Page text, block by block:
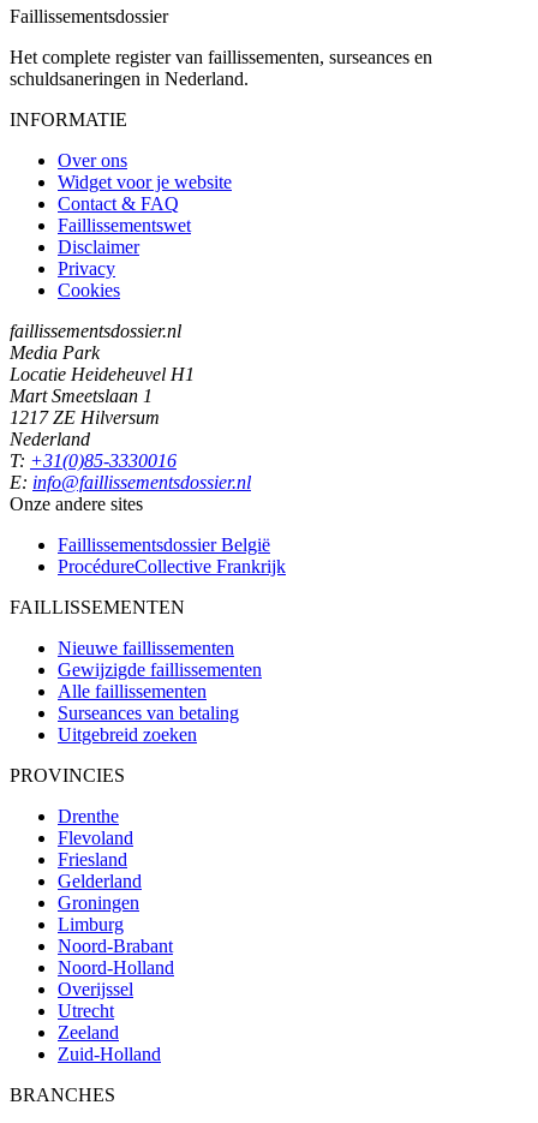
Faillissementsdossier
Het complete register van faillissementen, surseances en
schuldsaneringen in Nederland.
INFORMATIE
Over ons
Widget voor je website
Contact & FAQ
Faillissementswet
Disclaimer
Privacy
Cookies
faillissementsdossier.nl
Media Park
Locatie Heideheuvel H1
Mart Smeetslaan 1
1217 ZE Hilversum
Nederland
T: +31(0)85-3330016
E: info@faillissementsdossier.nl
Onze andere sites
Faillissementsdossier België
ProcédureCollective Frankrijk
FAILLISSEMENTEN
Nieuwe faillissementen
Gewijzigde faillissementen
Alle faillissementen
Surseances van betaling
Uitgebreid zoeken
PROVINCIES
Drenthe
Flevoland
Friesland
Gelderland
Groningen
Limburg
Noord-Brabant
Noord-Holland
Overijssel
Utrecht
Zeeland
Zuid-Holland
BRANCHES